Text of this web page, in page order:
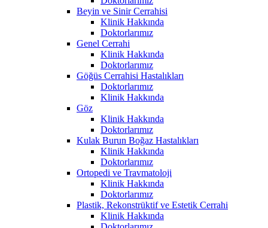
Beyin ve Sinir Cerrahisi
Klinik Hakkında
Doktorlarımız
Genel Cerrahi
Klinik Hakkında
Doktorlarımız
Göğüs Cerrahisi Hastalıkları
Doktorlarımız
Klinik Hakkında
Göz
Klinik Hakkında
Doktorlarımız
Kulak Burun Boğaz Hastalıkları
Klinik Hakkında
Doktorlarımız
Ortopedi ve Travmatoloji
Klinik Hakkında
Doktorlarımız
Plastik, Rekonstrüktif ve Estetik Cerrahi
Klinik Hakkında